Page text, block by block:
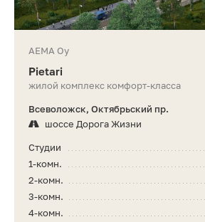
AEMA Oy
Pietari
жилой комплекс комфорт-класса
Всеволожск, Октябрьский пр.
шоссе Дорога Жизни
Студии
1-комн.
2-комн.
3-комн.
4-комн.